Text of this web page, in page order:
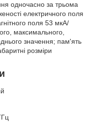
одночасно за трьома
електричного поля
поля 53 мкА/
максимального,
значення; пам'ять
розміри